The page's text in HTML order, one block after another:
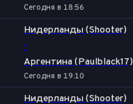
Сегодня в 18:56
Нидерланды (Shooter)
-
Аргентина (Paulblack17)
Сегодня в 19:10
Нидерланды (Shooter)